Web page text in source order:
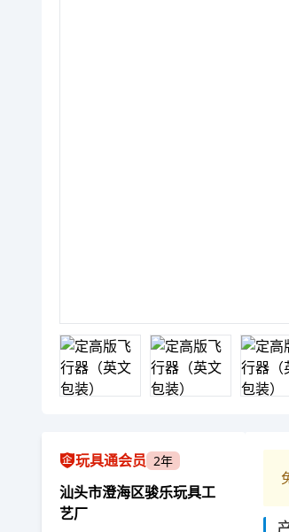
玩具通会员 2年
汕头市澄海区骏乐玩具工
艺厂